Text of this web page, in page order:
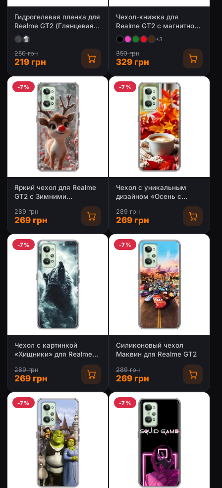
Гидрогелевая пленка для
Realme GT2 (Глянцевая /
Матовая)
250 грн
219 грн
Чехол-книжка для
Realme GT2 с магнитной
застежкой
+3
350 грн
329 грн
-7%
Яркий чехол для Realme
GT2 с Зимними
289 грн
269 грн
-7%
Чехол с уникальным
дизайном «Осень с
кофе» для Realme GT2
289 грн
269 грн
-7%
Чехол с картинкой
«Хищники» для Realme
289 грн
269 грн
-7%
Силиконовый чехол
Маквин для Realme GT2
289 грн
269 грн
-7% -7%